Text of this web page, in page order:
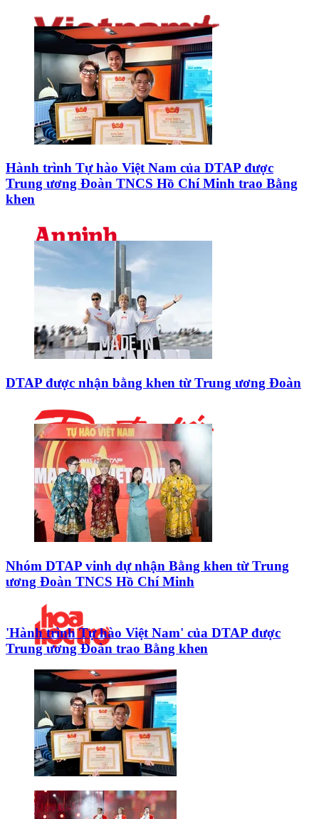
Hành trình Tự hào Việt Nam của DTAP được
Trung ương Đoàn TNCS Hồ Chí Minh trao Bằng
khen
DTAP được nhận bằng khen từ Trung ương Đoàn
Nhóm DTAP vinh dự nhận Bằng khen từ Trung
ương Đoàn TNCS Hồ Chí Minh
'Hành trình Tự hào Việt Nam' của DTAP được
Trung ương Đoàn trao Bằng khen